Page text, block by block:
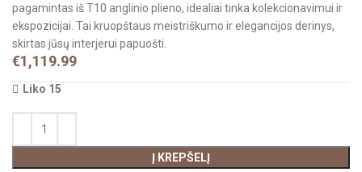
pagamintas iš T10 anglinio plieno, idealiai tinka kolekcionavimui ir
ekspozicijai. Tai kruopštaus meistriškumo ir elegancijos derinys,
skirtas jūsų interjerui papuošti.
€1,119.99
Liko 15
Į KREPŠELĮ